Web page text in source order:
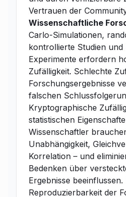
Vertrauen der
Wissenschaftliche
Carlo-Simulationen,
kontrollierte Studien
Experimente erfordern
Zufälligkeit. Schlechte
Forschungsergebnisse
falschen
Kryptographische
statistischen
Wissenschaftler
Unabhängigkeit,
Korrelation – und
Bedenken über
Ergebnisse beeinflussen.
Reproduzierbarkeit der